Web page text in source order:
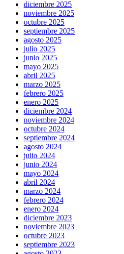
diciembre 2025
noviembre 2025
octubre 2025
septiembre 2025
agosto 2025
julio 2025
junio 2025
mayo 2025
abril 2025
marzo 2025
febrero 2025
enero 2025
diciembre 2024
noviembre 2024
octubre 2024
septiembre 2024
agosto 2024
julio 2024
junio 2024
mayo 2024
abril 2024
marzo 2024
febrero 2024
enero 2024
diciembre 2023
noviembre 2023
octubre 2023
septiembre 2023